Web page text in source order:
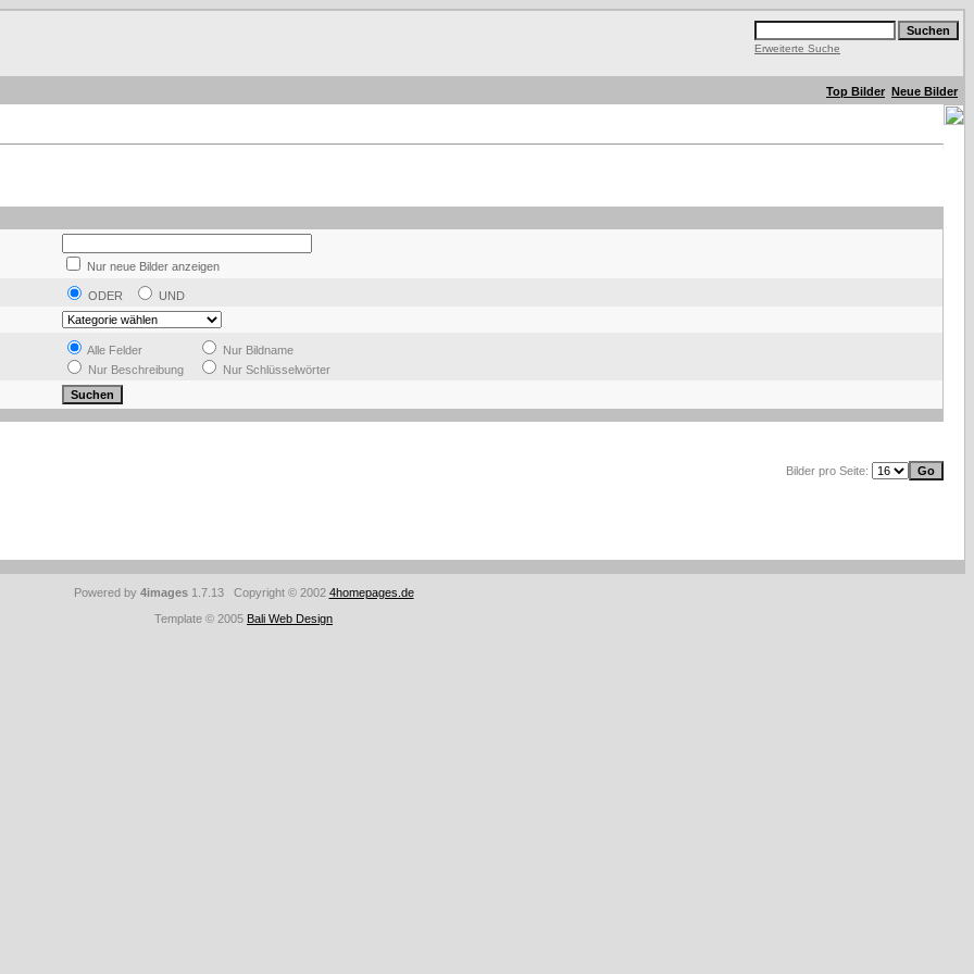
Erweiterte Suche
Top Bilder Neue Bilder
Nur neue Bilder anzeigen
ODER
UND
Alle Felder
Nur Bildname
Nur Beschreibung
Nur Schlüsselwörter
Bilder pro Seite:
Powered by 4images1.7.13 Copyright © 2002 4homepages.de
Template © 2005 Bali Web Design